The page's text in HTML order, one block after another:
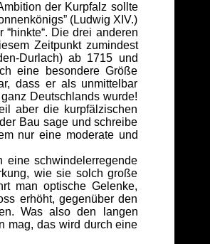
der Kurpfalz sollte
(Ludwig XIV.)
Die drei anderen
Zeitpunkt zumindest
Durlach) ab 1715 und
eine besondere Größe
dass er als unmittelbar
Deutschlands wurde!
aber die kurpfälzischen
Bau sage und schreibe
nur eine moderate und
eine schwindelerregende
wie sie solch große
man optische Gelenke,
erhöht, gegenüber den
Was also den langen
mag, das wird durch eine